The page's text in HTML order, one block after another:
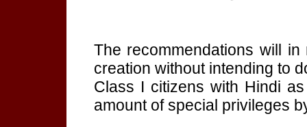
The recommendations will
creation without intending to
Class I citizens with Hindi
amount of special privileges